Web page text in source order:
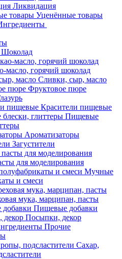
Ликвидация
Уценённые товары
Шоколад
масло, горячий шоколад
Сливки, сыр, масло
Фруктовое пюре
Красители пищевые
Пищевые
Ароматизаторы
Загустители
для моделирования
Мучные
и смеси
мука, марципан, пасты
Пищевые добавки
Посыпки, декор
Прочие
Сахар,